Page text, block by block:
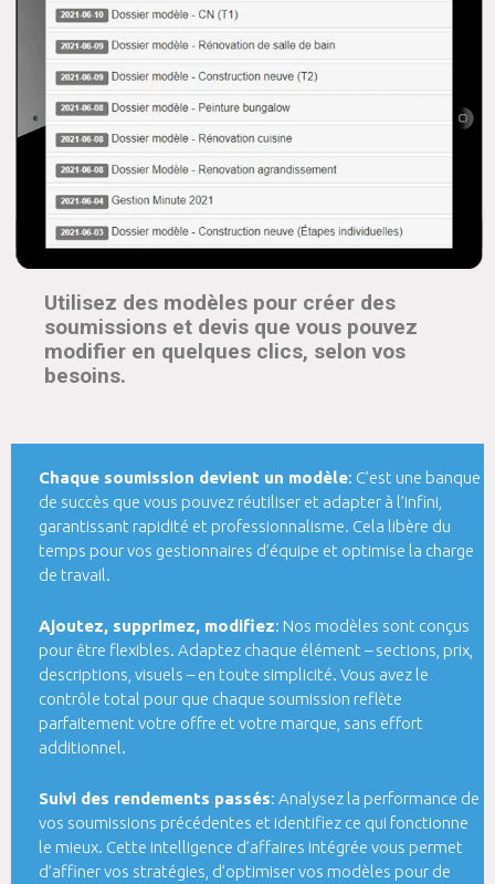
Utilisez des modèles pour créer des
soumissions et devis que vous pouvez
modifier en quelques clics, selon vos
besoins.
Chaque soumission devient un modèle: C’est une banque
de succès que vous pouvez réutiliser et adapter à l’infini,
garantissant rapidité et professionnalisme. Cela libère du
temps pour vos gestionnaires d’équipe et optimise la charge
de travail.
Ajoutez, supprimez, modifiez: Nos modèles sont conçus
pour être flexibles. Adaptez chaque élément – sections, prix,
descriptions, visuels – en toute simplicité. Vous avez le
contrôle total pour que chaque soumission reflète
parfaitement votre offre et votre marque, sans effort
additionnel.
Suivi des rendements passés: Analysez la performance de
vos soumissions précédentes et identifiez ce qui fonctionne
le mieux. Cette intelligence d’affaires intégrée vous permet
d’affiner vos stratégies, d’optimiser vos modèles pour de